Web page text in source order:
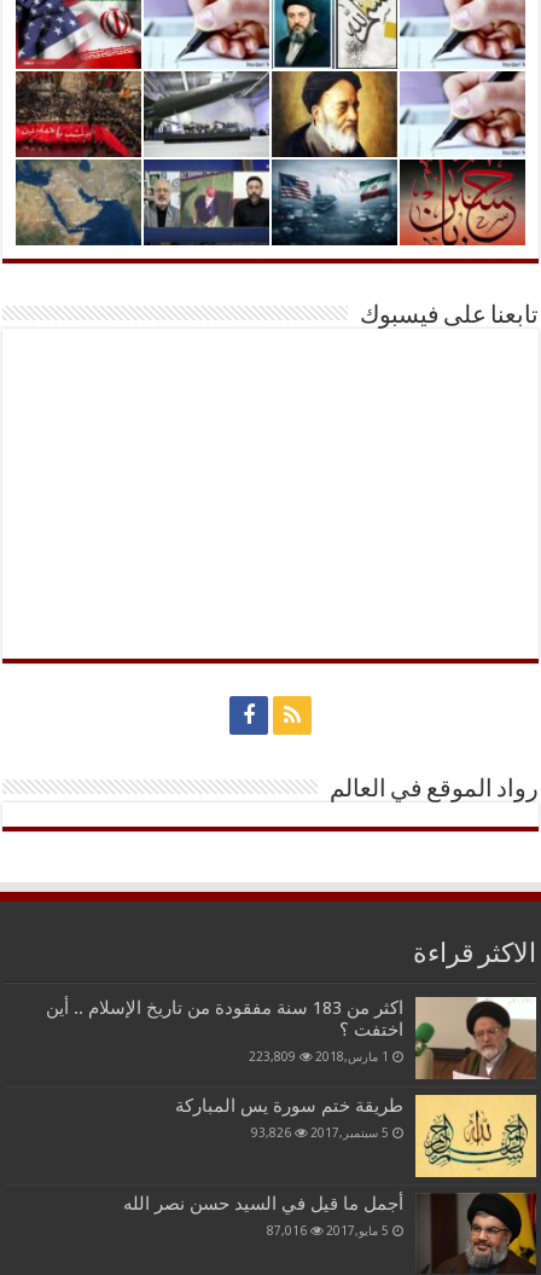
تابعنا على فيسبوك
رواد الموقع في العالم
الاكثر قراءة
اكثر من 183 سنة مفقودة من تاريخ الإسلام .. أين
اختفت ؟
1 مارس,2018 223,809
طريقة ختم سورة يس المباركة
5 سبتمبر,2017 93,826
أجمل ما قيل في السيد حسن نصر الله
5 مايو,2017 87,016